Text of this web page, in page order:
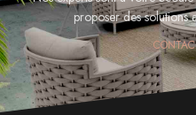
proposer des solutions